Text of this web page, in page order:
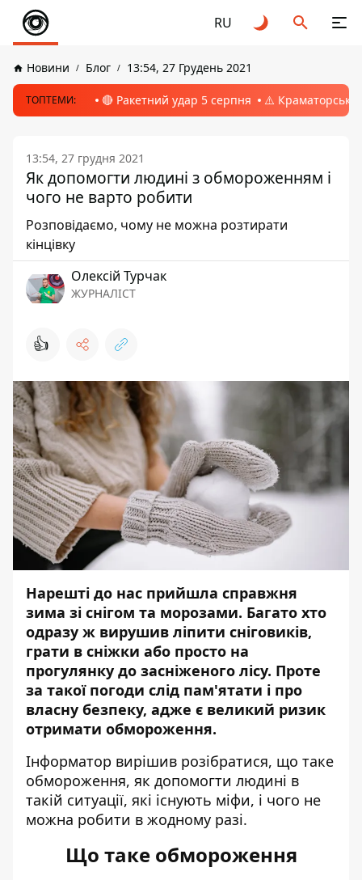
RU
Новини Блог 13:54, 27 Грудень 2021
ТОПТЕМИ: 🔴 Ракетний удар 5 серпня ⚠️ Краматорськ,
13:54, 27 грудня 2021
Як допомогти людині з обмороженням і
чого не варто робити
Розповідаємо, чому не можна розтирати
кінцівку
Олексій Турчак
ЖУРНАЛІСТ
👍
Нарешті до нас прийшла справжня
зима зі снігом та морозами. Багато хто
одразу ж вирушив ліпити сніговиків,
грати в сніжки або просто на
прогулянку до засніженого лісу. Проте
за такої погоди слід пам'ятати і про
власну безпеку, адже є великий ризик
отримати обмороження.
Інформатор вирішив розібратися, що таке
обмороження, як допомогти людині в
такій ситуації, які існують міфи, і чого не
можна робити в жодному разі.
Що таке обмороження